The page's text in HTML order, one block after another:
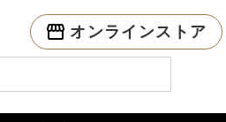
オンラインストア